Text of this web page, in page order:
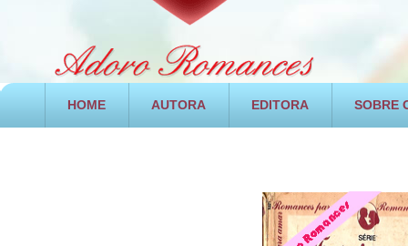
HOME AUTORA EDITORA SOBRE